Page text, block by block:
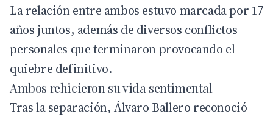
La relación entre ambos estuvo marcada por 17
años juntos, además de diversos conflictos
personales que terminaron provocando el
quiebre definitivo.
Ambos rehicieron su vida sentimental
Tras la separación, Álvaro Ballero reconoció